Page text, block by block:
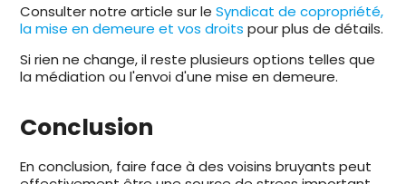
Consulter notre article sur leSyndicat de copropriété,
la mise en demeure et vos droits pour plus de détails.
Si rien ne change, il reste plusieurs options telles que
la médiation ou l'envoi d'une mise en demeure.
Conclusion
En conclusion, faire face à des voisins bruyants peut